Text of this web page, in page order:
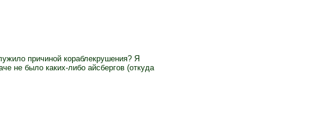
причиной кораблекрушения? Я
не было каких-либо айсбергов (откуда